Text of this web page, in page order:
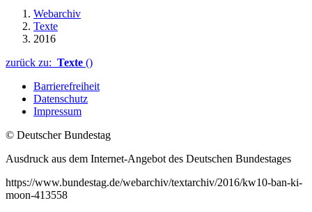
Webarchiv
Texte
2016
zurück zu: Texte ()
Barrierefreiheit
Datenschutz
Impressum
© Deutscher Bundestag
Ausdruck aus dem Internet-Angebot des Deutschen Bundestages
https://www.bundestag.de/webarchiv/textarchiv/2016/kw10-ban-ki-
moon-413558